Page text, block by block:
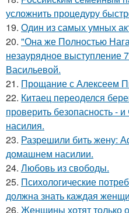
усложнить процедуру
19. Один из самых умных
20. "Она же Полностью
незаурядное выступление
Васильевой.
21. Прощание с Алексеем
22. Китаец переоделся
проверить безопасность -
насилия.
23. Разрешили бить жену:
домашнем насилии.
24. Любовь из свободы.
25. Психологические
должна знать каждая
26. Женщины хотят только